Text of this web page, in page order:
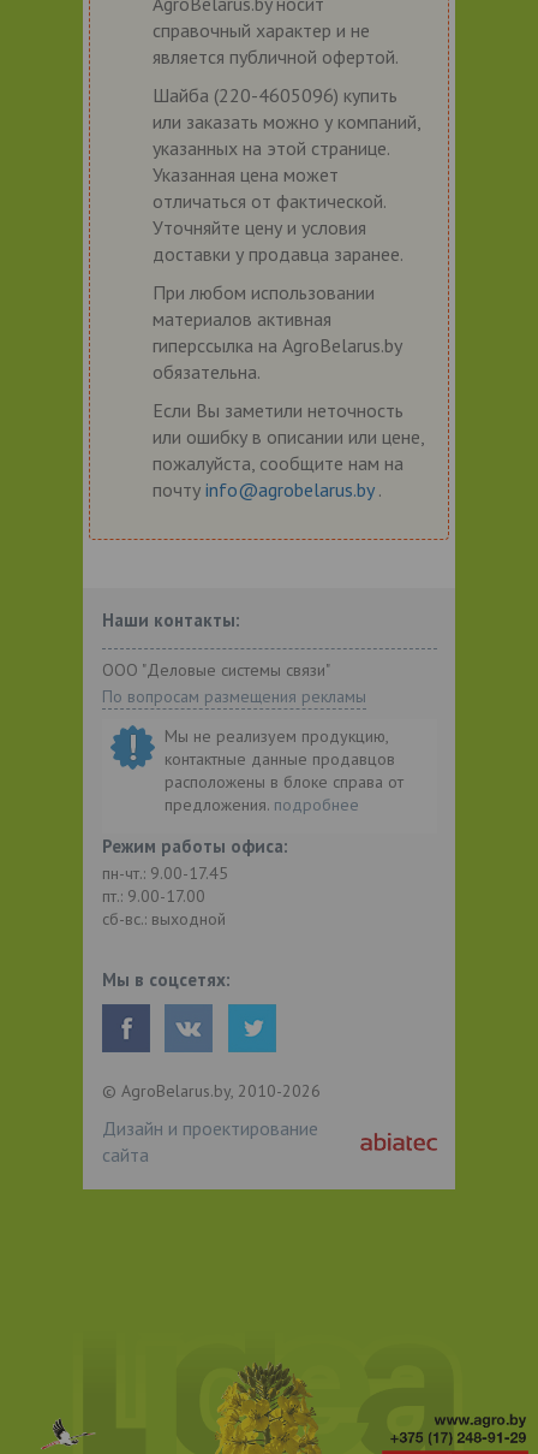
справочный характер и не
является публичной офертой.
Шайба (220-4605096) купить
или заказать можно у компаний,
указанных на этой странице.
Указанная цена может
отличаться от фактической.
Уточняйте цену и условия
доставки у продавца заранее.
При любом использовании
материалов активная
гиперссылка на AgroBelarus.by
обязательна.
Если Вы заметили неточность
или ошибку в описании или цене,
пожалуйста, сообщите нам на
почту info@agrobelarus.by .
Наши контакты:
ООО "Деловые системы связи"
По вопросам размещения рекламы
Мы не реализуем продукцию,
контактные данные продавцов
расположены в блоке справа от
предложения. подробнее
Режим работы офиса:
пн-чт.: 9.00-17.45
пт.: 9.00-17.00
сб-вс.: выходной
Мы в соцсетях:
© AgroBelarus.by, 2010-2026
Дизайн и проектирование
сайта